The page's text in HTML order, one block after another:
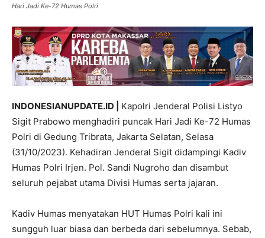
Hari Jadi Ke-72 Humas Polri
INDONESIANUPDATE.ID | Kapolri Jenderal Polisi Listyo
Sigit Prabowo menghadiri puncak Hari Jadi Ke-72 Humas
Polri di Gedung Tribrata, Jakarta Selatan, Selasa
(31/10/2023). Kehadiran Jenderal Sigit didampingi Kadiv
Humas Polri Irjen. Pol. Sandi Nugroho dan disambut
seluruh pejabat utama Divisi Humas serta jajaran.
Kadiv Humas menyatakan HUT Humas Polri kali ini
sungguh luar biasa dan berbeda dari sebelumnya. Sebab,